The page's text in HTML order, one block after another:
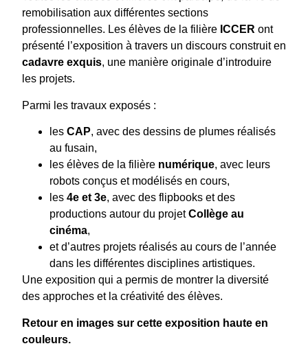
remobilisation aux différentes sections
professionnelles. Les élèves de la filière ICCER ont
présenté l’exposition à travers un discours construit en
cadavre exquis, une manière originale d’introduire
les projets.
Parmi les travaux exposés :
les CAP, avec des dessins de plumes réalisés
au fusain,
les élèves de la filière numérique, avec leurs
robots conçus et modélisés en cours,
les 4e et 3e, avec des flipbooks et des
productions autour du projetCollège au
cinéma,
et d’autres projets réalisés au cours de l’année
dans les différentes disciplines artistiques.
Une exposition qui a permis de montrer la diversité
des approches et la créativité des élèves.
Retour en images sur cette exposition haute en
couleurs.